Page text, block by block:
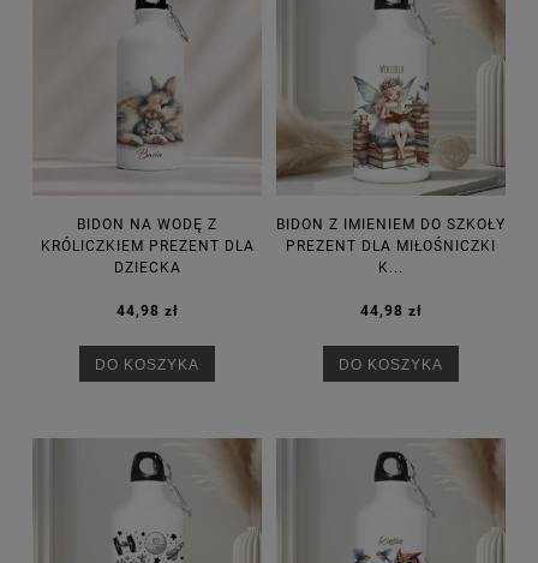
BIDON NA WODĘ Z
KRÓLICZKIEM PREZENT DLA
DZIECKA
44,98 zł
DO KOSZYKA
BIDON Z IMIENIEM DO SZKOŁY
PREZENT DLA MIŁOŚNICZKI
K...
44,98 zł
DO KOSZYKA